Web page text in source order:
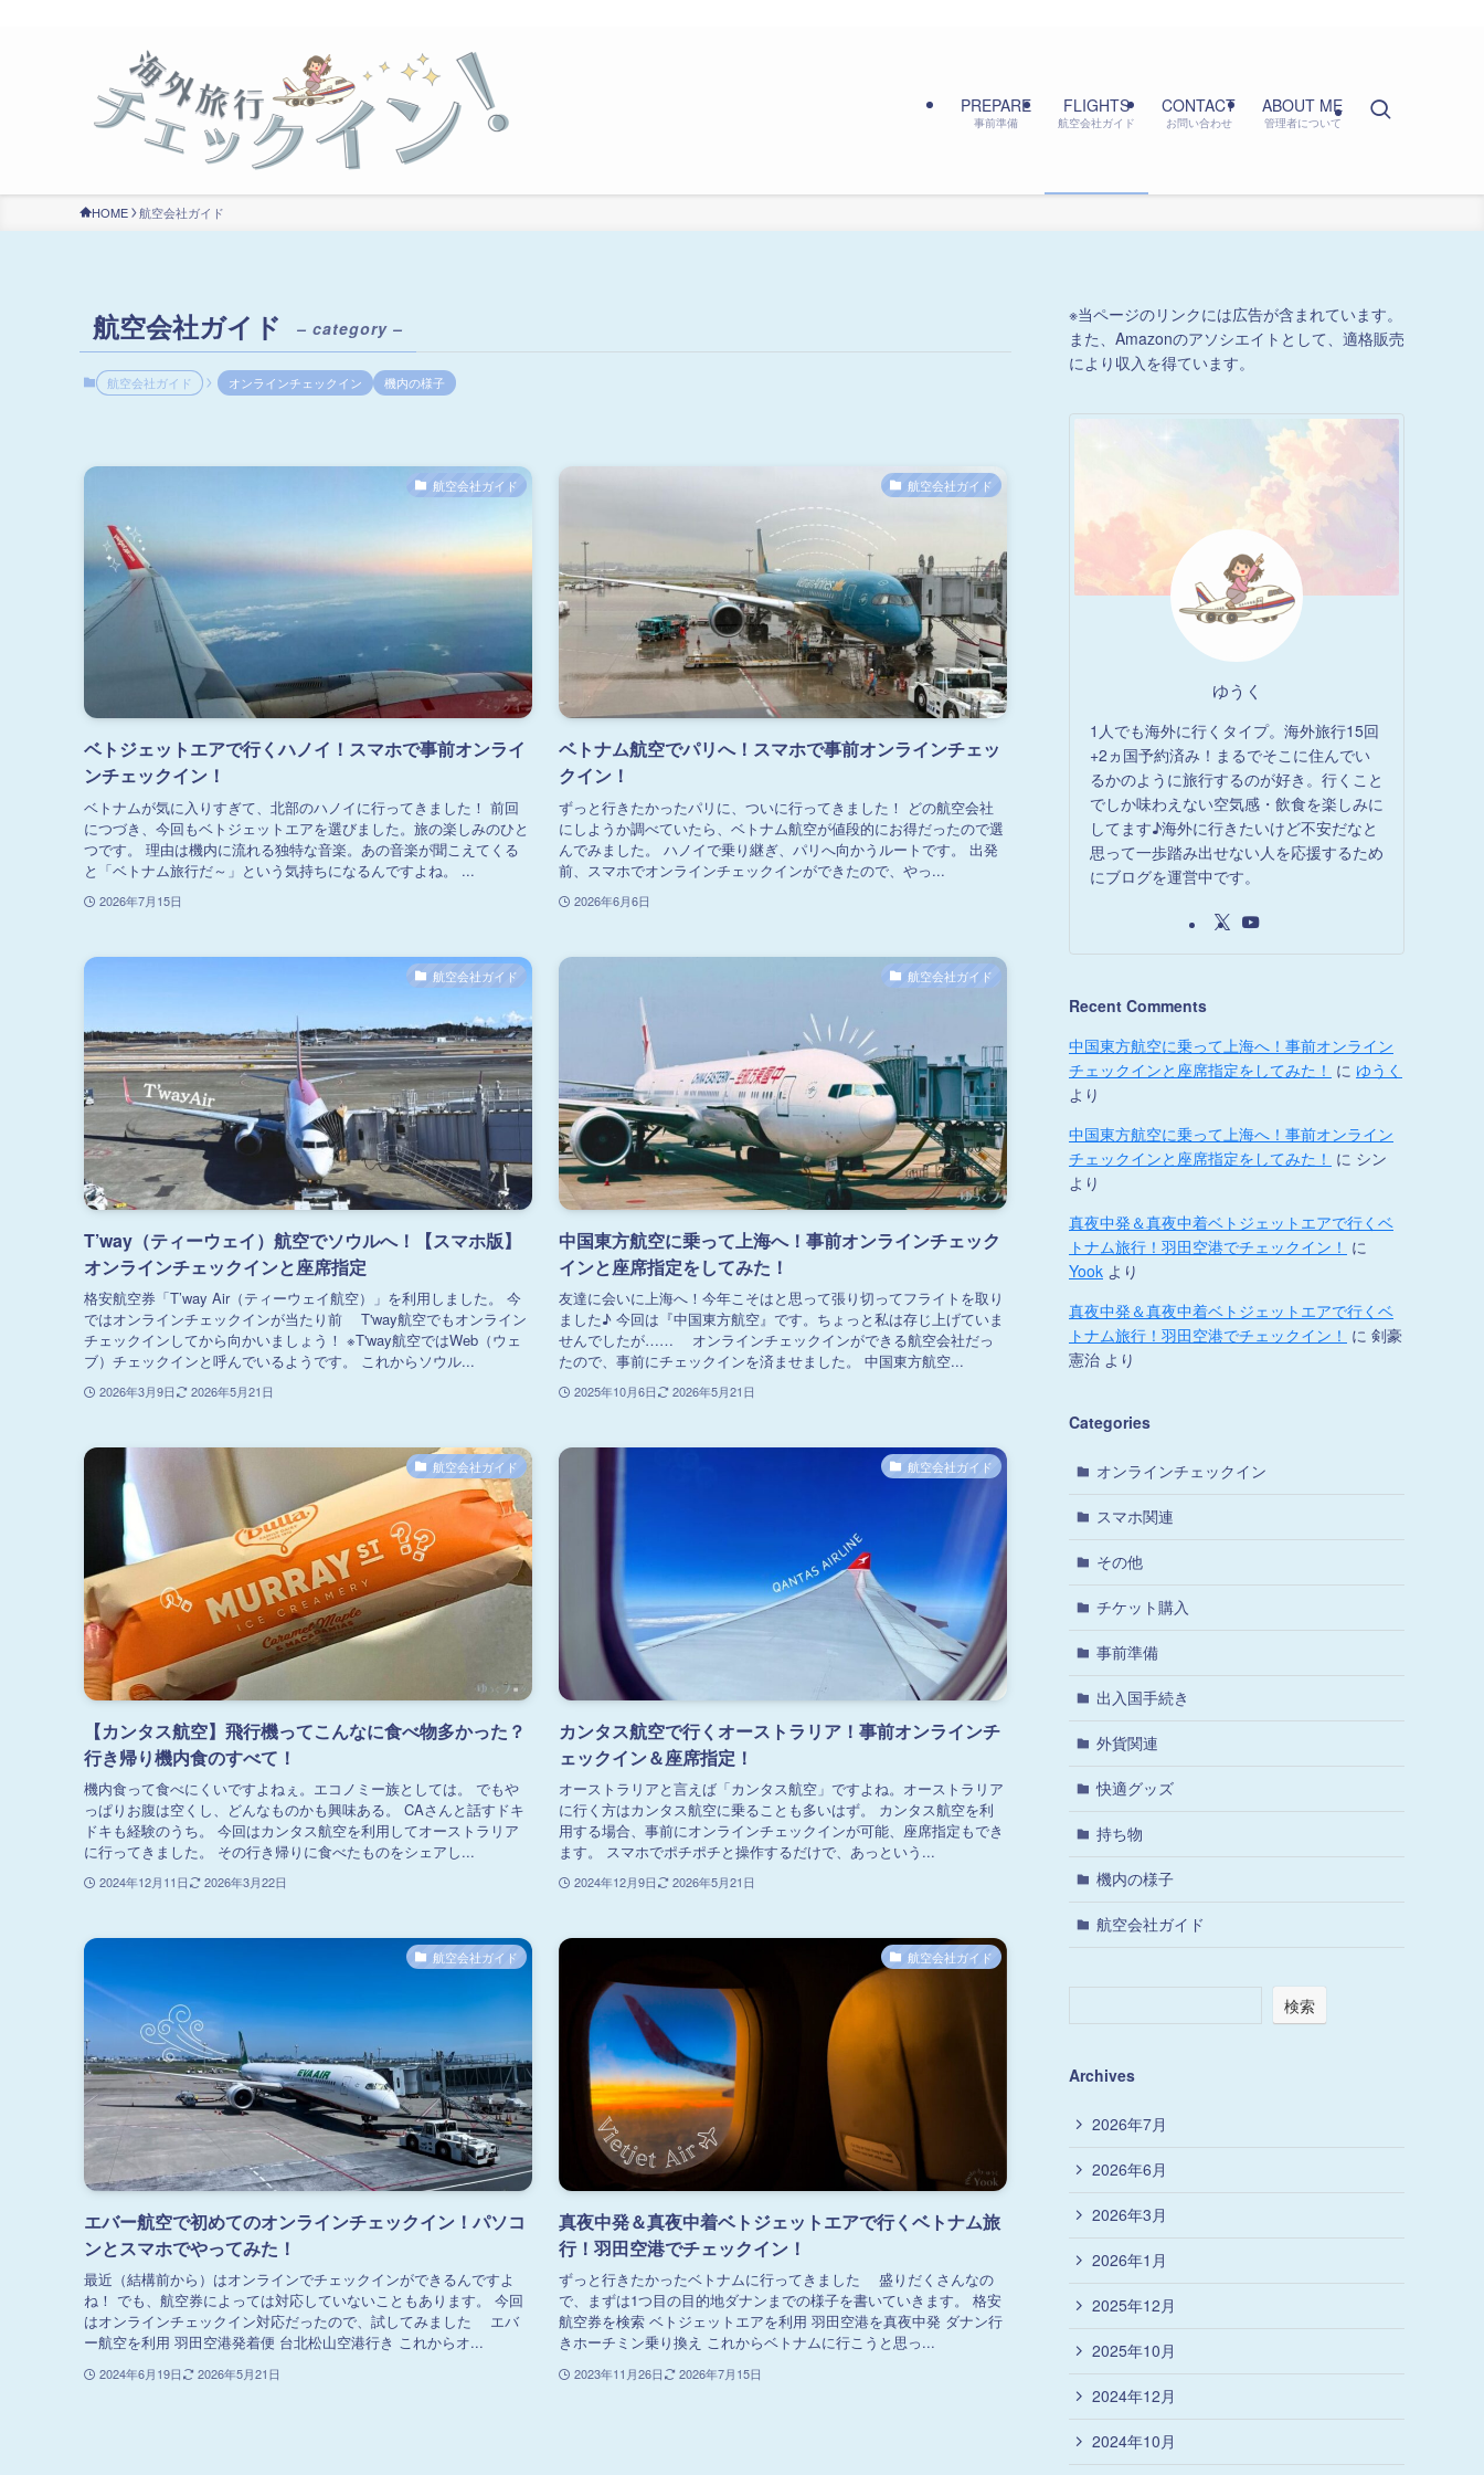
PREPARE
事前準備
FLIGHTS
航空会社ガイド
CONTACT
お問い合わせ
ABOUT ME
管理者について
HOME 航空会社ガイド
航空会社ガイド – category –
航空会社ガイド オンラインチェックイン 機内の様子
航空会社ガイド
ベトジェットエアで行くハノイ！スマホで事前オンライ
ンチェックイン！
ベトナムが気に入りすぎて、北部のハノイに行ってきました！ 前回
につづき、今回もベトジェットエアを選びました。旅の楽しみのひと
つです。 理由は機内に流れる独特な音楽。あの音楽が聞こえてくる
と「ベトナム旅行だ～」という気持ちになるんですよね。 ...
2026年7月15日
航空会社ガイド
ベトナム航空でパリへ！スマホで事前オンラインチェッ
クイン！
ずっと行きたかったパリに、ついに行ってきました！ どの航空会社
にしようか調べていたら、ベトナム航空が値段的にお得だったので選
んでみました。 ハノイで乗り継ぎ、パリへ向かうルートです。 出発
前、スマホでオンラインチェックインができたので、やっ...
2026年6月6日
航空会社ガイド
T’way（ティーウェイ）航空でソウルへ！【スマホ版】
オンラインチェックインと座席指定
格安航空券「T’way Air（ティーウェイ航空）」を利用しました。 今
ではオンラインチェックインが当たり前 T'way航空でもオンライン
チェックインしてから向かいましょう！ ※T'way航空ではWeb（ウェ
ブ）チェックインと呼んでいるようです。 これからソウル...
2026年3月9日 2026年5月21日
航空会社ガイド
中国東方航空に乗って上海へ！事前オンラインチェック
インと座席指定をしてみた！
友達に会いに上海へ！今年こそはと思って張り切ってフライトを取り
ました♪ 今回は『中国東方航空』です。ちょっと私は存じ上げていま
せんでしたが…… オンラインチェックインができる航空会社だっ
たので、事前にチェックインを済ませました。 中国東方航空...
2025年10月6日 2026年5月21日
航空会社ガイド
【カンタス航空】飛行機ってこんなに食べ物多かった？
行き帰り機内食のすべて！
機内食って食べにくいですよねぇ。エコノミー族としては。 でもや
っぱりお腹は空くし、どんなものかも興味ある。 CAさんと話すドキ
ドキも経験のうち。 今回はカンタス航空を利用してオーストラリア
に行ってきました。 その行き帰りに食べたものをシェアし...
2024年12月11日 2026年3月22日
航空会社ガイド
カンタス航空で行くオーストラリア！事前オンラインチ
ェックイン＆座席指定！
オーストラリアと言えば「カンタス航空」ですよね。オーストラリア
に行く方はカンタス航空に乗ることも多いはず。 カンタス航空を利
用する場合、事前にオンラインチェックインが可能、座席指定もでき
ます。 スマホでポチポチと操作するだけで、あっという...
2024年12月9日 2026年5月21日
航空会社ガイド
エバー航空で初めてのオンラインチェックイン！パソコ
ンとスマホでやってみた！
最近（結構前から）はオンラインでチェックインができるんですよ
ね！ でも、航空券によっては対応していないこともあります。 今回
はオンラインチェックイン対応だったので、試してみました エバ
ー航空を利用 羽田空港発着便 台北松山空港行き これからオ...
2024年6月19日 2026年5月21日
航空会社ガイド
真夜中発＆真夜中着ベトジェットエアで行くベトナム旅
行！羽田空港でチェックイン！
ずっと行きたかったベトナムに行ってきました 盛りだくさんなの
で、まずは1つ目の目的地ダナンまでの様子を書いていきます。 格安
航空券を検索 ベトジェットエアを利用 羽田空港を真夜中発 ダナン行
きホーチミン乗り換え これからベトナムに行こうと思っ...
2023年11月26日 2026年7月15日
※当ページのリンクには広告が含まれています。
また、Amazonのアソシエイトとして、適格販売
により収入を得ています。
ゆうく
1人でも海外に行くタイプ。海外旅行15回
+2ヵ国予約済み！まるでそこに住んでい
るかのように旅行するのが好き。行くこと
でしか味わえない空気感・飲食を楽しみに
してます♪海外に行きたいけど不安だなと
思って一歩踏み出せない人を応援するため
にブログを運営中です。
Recent Comments
中国東方航空に乗って上海へ！事前オンライン
チェックインと座席指定をしてみた！ に ゆうく
より
中国東方航空に乗って上海へ！事前オンライン
チェックインと座席指定をしてみた！ に シン
より
真夜中発＆真夜中着ベトジェットエアで行くベ
トナム旅行！羽田空港でチェックイン！ に
Yook より
真夜中発＆真夜中着ベトジェットエアで行くベ
トナム旅行！羽田空港でチェックイン！ に 剣豪
憲治 より
Categories
オンラインチェックイン
スマホ関連
その他
チケット購入
事前準備
出入国手続き
外貨関連
快適グッズ
持ち物
機内の様子
航空会社ガイド
検索
Archives
2026年7月
2026年6月
2026年3月
2026年1月
2025年12月
2025年10月
2024年12月
2024年10月